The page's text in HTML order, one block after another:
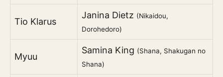
Tio Klarus
Janina Dietz (Nikaidou,
Dorohedoro)
Myuu
Samina King (Shana, Shakugan no
Shana)